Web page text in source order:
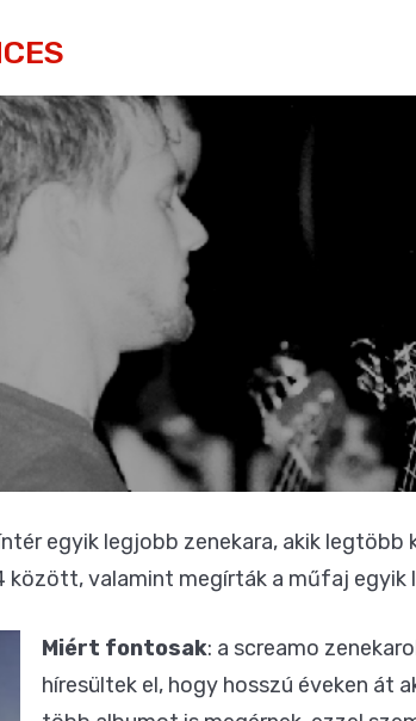
egyik legjobb zenekara, akik
között, valamint megírták a műfaj egyik
Miért fontosak: a screamo
híresültek el, hogy hosszú éveken át